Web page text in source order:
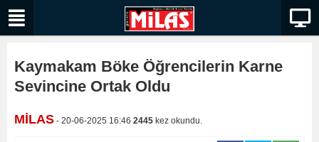
Kaymakam Böke Öğrencilerin Karne
Sevincine Ortak Oldu
MİLAS - 20-06-2025 16:46 2445 kez okundu.